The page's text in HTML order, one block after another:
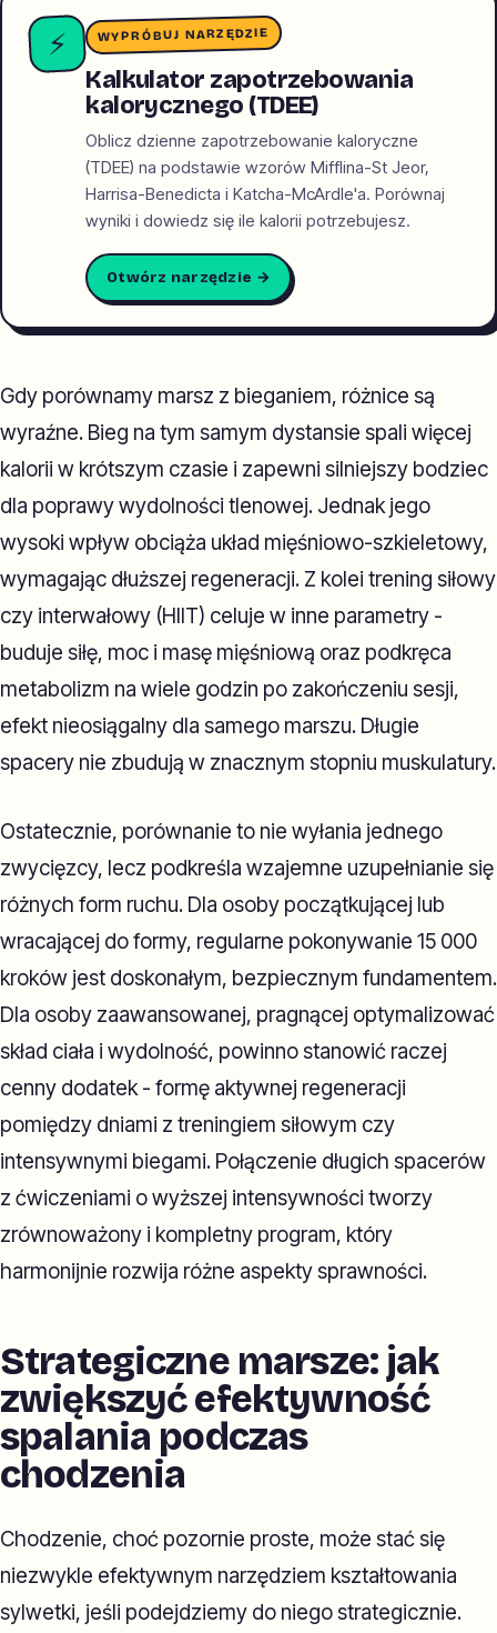
⚡ WYPRÓBUJ NARZĘDZIE
Kalkulator zapotrzebowania
kalorycznego (TDEE)
Oblicz dzienne zapotrzebowanie kaloryczne
(TDEE) na podstawie wzorów Mifflina-St Jeor,
Harrisa-Benedicta i Katcha-McArdle'a. Porównaj
wyniki i dowiedz się ile kalorii potrzebujesz.
Otwórz narzędzie →
Gdy porównamy marsz z bieganiem, różnice są
wyraźne. Bieg na tym samym dystansie spali więcej
kalorii w krótszym czasie i zapewni silniejszy bodziec
dla poprawy wydolności tlenowej. Jednak jego
wysoki wpływ obciąża układ mięśniowo-szkieletowy,
wymagając dłuższej regeneracji. Z kolei trening siłowy
czy interwałowy (HIIT) celuje w inne parametry -
buduje siłę, moc i masę mięśniową oraz podkręca
metabolizm na wiele godzin po zakończeniu sesji,
efekt nieosiągalny dla samego marszu. Długie
spacery nie zbudują w znacznym stopniu muskulatury.
Ostatecznie, porównanie to nie wyłania jednego
zwycięzcy, lecz podkreśla wzajemne uzupełnianie się
różnych form ruchu. Dla osoby początkującej lub
wracającej do formy, regularne pokonywanie 15 000
kroków jest doskonałym, bezpiecznym fundamentem.
Dla osoby zaawansowanej, pragnącej optymalizować
skład ciała i wydolność, powinno stanowić raczej
cenny dodatek - formę aktywnej regeneracji
pomiędzy dniami z treningiem siłowym czy
intensywnymi biegami. Połączenie długich spacerów
z ćwiczeniami o wyższej intensywności tworzy
zrównoważony i kompletny program, który
harmonijnie rozwija różne aspekty sprawności.
Strategiczne marsze: jak
zwiększyć efektywność
spalania podczas
chodzenia
Chodzenie, choć pozornie proste, może stać się
niezwykle efektywnym narzędziem kształtowania
sylwetki, jeśli podejdziemy do niego strategicznie.